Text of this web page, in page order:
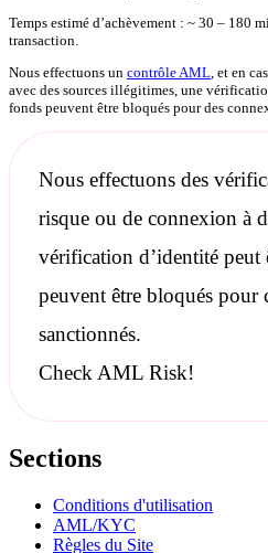
Temps estimé d’achèvement : ~ 30 – 180
transaction.
Nous effectuons un contrôle AML , et en
avec des sources illégitimes, une
fonds peuvent être bloqués pour des
Nous effectuons des
risque ou de connexion à
vérification d’identité peut
peuvent être bloqués pour
sanctionnés.
Check AML Risk!
Sections
Conditions d'utilisation
AML/KYC
Règles du Site